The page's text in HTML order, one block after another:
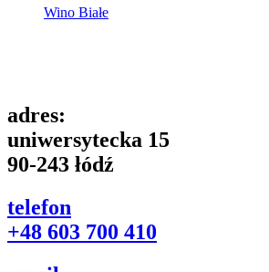
Wino Białe
adres:
uniwersytecka 15
90-243 łódź
telefon
+48 603 700 410